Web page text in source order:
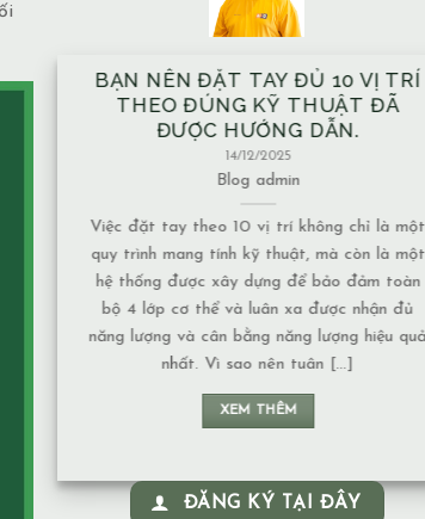
NHÀ XÂY TRÊN MẠCH NƯỚC
NGẦM CÓ ẢNH HƯỞNG GÌ VỀ
MẶT NĂNG LƯỢNG KHÔNG?
13/12/2025
Blogadmin
Mạch nước ngầm có nhiều dạng khác nhau,
và mức độ ảnh hưởng về năng lượng cũng
phụ thuộc vào tính chất của nguồn nước: 1.
Nước chảy hay nước đọng – Nếu là nước
chảy, năng lượng thường chuyển động liên
tục nên không tạo ra ứ đọng. – Nếu là nước
đọng, lâu [...]
ĐĂNG KÝ TẠI ĐÂY